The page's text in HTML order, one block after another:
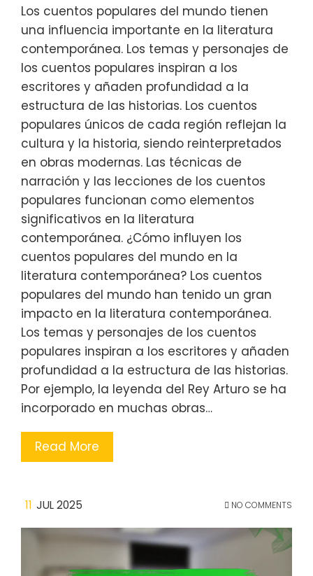
Los cuentos populares del mundo tienen
una influencia importante en la literatura
contemporánea. Los temas y personajes de
los cuentos populares inspiran a los
escritores y añaden profundidad a la
estructura de las historias. Los cuentos
populares únicos de cada región reflejan la
cultura y la historia, siendo reinterpretados
en obras modernas. Las técnicas de
narración y las lecciones de los cuentos
populares funcionan como elementos
significativos en la literatura
contemporánea. ¿Cómo influyen los
cuentos populares del mundo en la
literatura contemporánea? Los cuentos
populares del mundo han tenido un gran
impacto en la literatura contemporánea.
Los temas y personajes de los cuentos
populares inspiran a los escritores y añaden
profundidad a la estructura de las historias.
Por ejemplo, la leyenda del Rey Arturo se ha
incorporado en muchas obras…
Read More
11 JUL 2025 NO COMMENTS